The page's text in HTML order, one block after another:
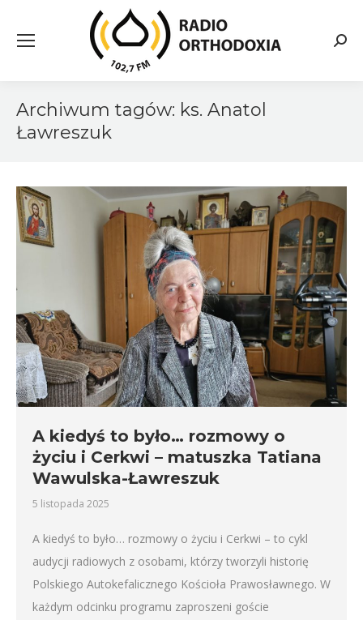
Archiwum tagów: ks. Anatol
Ławreszuk
A kiedyś to było… rozmowy o
życiu i Cerkwi – matuszka Tatiana
Wawulska-Ławreszuk
5 listopada 2025
A kiedyś to było… rozmowy o życiu i Cerkwi – to cykl
audycji radiowych z osobami, którzy tworzyli historię
Polskiego Autokefalicznego Kościoła Prawosławnego. W
każdym odcinku programu zaproszeni goście